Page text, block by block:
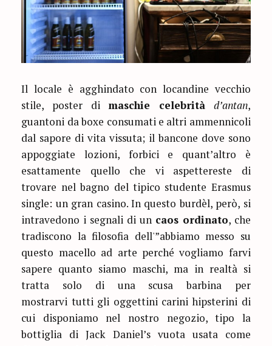
Il locale è agghindato con locandine vecchio
stile, poster dimaschie celebrità d’antan,
guantoni da boxe consumati e altri ammennicoli
dal sapore di vita vissuta; il bancone dove sono
appoggiate lozioni, forbici e quant’altro è
esattamente quello che vi aspettereste di
trovare nel bagno del tipico studente Erasmus
single: un gran casino. In questo burdèl, però, si
intravedono i segnali di un caos ordinato, che
tradiscono la filosofia dell'”abbiamo messo su
questo macello ad arte perché vogliamo farvi
sapere quanto siamo maschi, ma in realtà si
tratta solo di una scusa barbina per
mostrarvi tutti gli oggettini carini hipsterini di
cui disponiamo nel nostro negozio, tipo la
bottiglia di Jack Daniel’s vuota usata come